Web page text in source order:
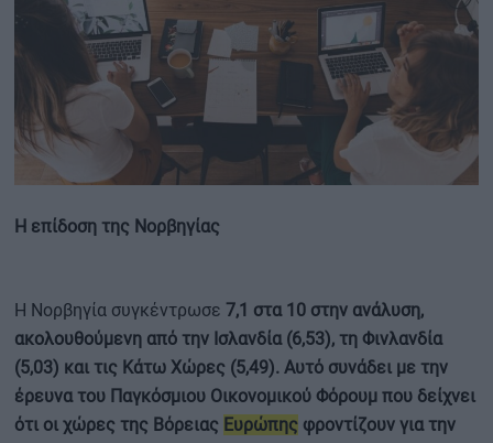
Η επίδοση της Νορβηγίας
Η Νορβηγία συγκέντρωσε 7,1 στα 10 στην ανάλυση,
ακολουθούμενη από την Ισλανδία (6,53), τη Φινλανδία
(5,03) και τις Κάτω Χώρες (5,49). Αυτό συνάδει με την
έρευνα του Παγκόσμιου Οικονομικού Φόρουμ που δείχνει
ότι οι χώρες της Βόρειας Ευρώπης φροντίζουν για την